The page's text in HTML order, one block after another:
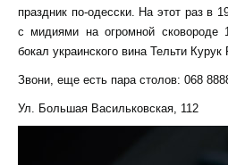
праздник по-одесски. На этот раз в
с мидиями на огромной
бокал украинского вина Тельти Курук
Звони, еще есть пара столов: 068
Ул. Большая Васильковская, 112